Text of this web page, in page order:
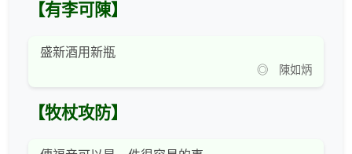
【有李可陳】
盛新酒用新瓶
◎ 陳如炳
【牧杖攻防】